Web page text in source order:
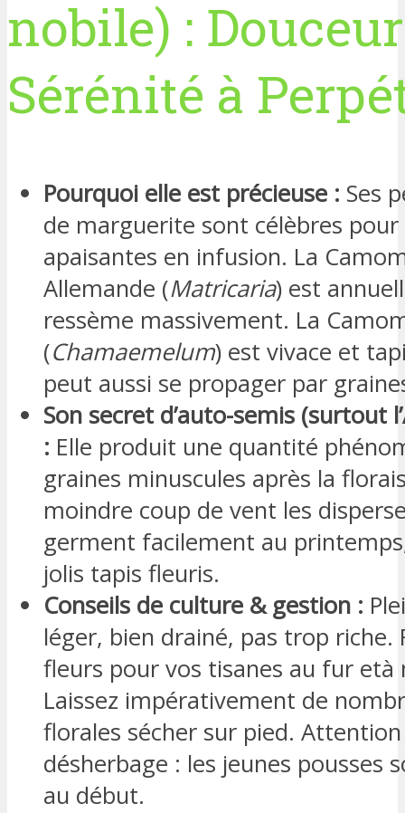
nobile) :
Sérénité à
Pourquoi elle est précieuse : Ses
de marguerite sont célèbres
apaisantes en infusion. La
Allemande (Matricaria) est
ressème massivement. La
(Chamaemelum) est vivace et
peut aussi se propager par
Son secret d’auto-semis (surtout
: Elle produit une quantité
graines minuscules après la
moindre coup de vent les
germent facilement au
jolis tapis fleuris.
Conseils de culture & gestion :
léger, bien drainé, pas trop riche.
fleurs pour vos tisanes au fur età
Laissez impérativement de
florales sécher sur pied.
désherbage : les jeunes pousses
au début.